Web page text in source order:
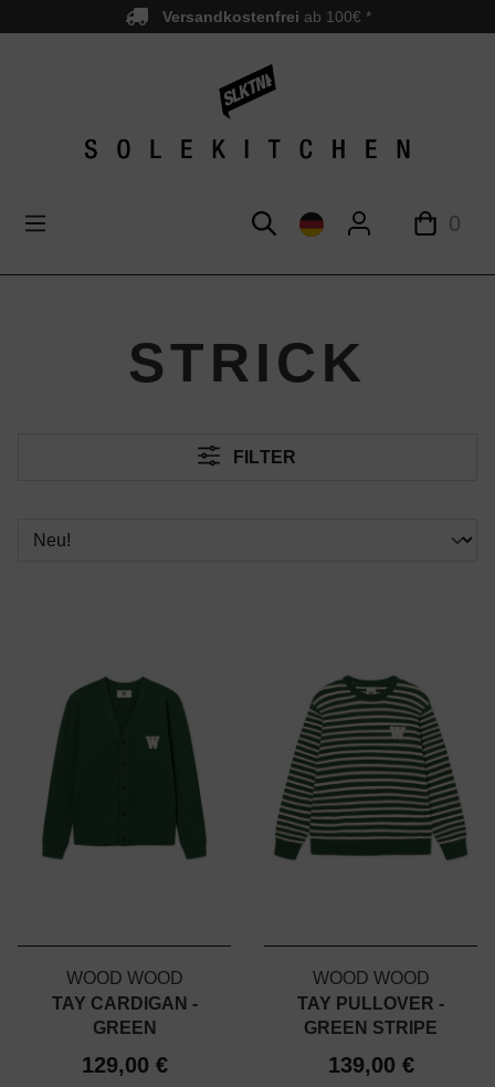
springen Versandkostenfrei ab 100€ *
0
STRICK
FILTER
WOOD WOOD
TAY CARDIGAN -
GREEN
129,00 €
WOOD WOOD
TAY PULLOVER -
GREEN STRIPE
139,00 €